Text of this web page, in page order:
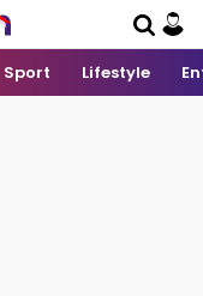
Sport Lifestyle